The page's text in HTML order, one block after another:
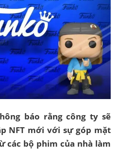
báo rằng công ty sẽ
NFT mới với sự góp mặt
các bộ phim của nhà làm